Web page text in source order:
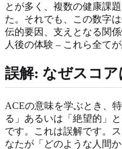
とが多く、複数の健康課
た。それでも、この数字
伝的要因、支えとなる関
人後の体験 – これら全て
誤解: なぜスコ
ACEの意味を学ぶとき、
る」あるいは「絶望的」
です。これは誤解です。
なたが「どのような人間